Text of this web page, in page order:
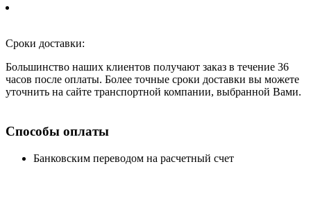
Сроки доставки:
Большинство наших клиентов получают заказ в течение 36
часов после оплаты. Более точные сроки доставки вы можете
уточнить на сайте транспортной компании, выбранной Вами.
Способы оплаты
Банковским переводом на расчетный счет